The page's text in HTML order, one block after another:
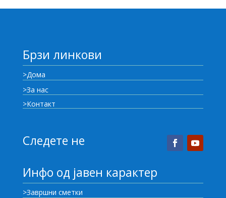
Брзи линкови
>Дома
>За нас
>Контакт
Следете не
Инфо од јавен карактер
>Завршни сметки